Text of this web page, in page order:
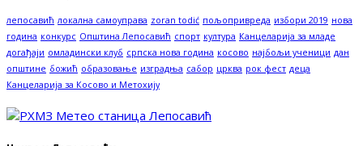
лепосавић локална самоуправа zoran todić пољопривреда избори 2019 нова
година конкурс Општина Лепосавић спорт култура Канцеларија за младе
догађаји омладински клуб српска нова година косово најбољи ученици дан
општине божић образовање изградња сабор црква рок фест деца
Канцеларија за Косово и Метохију